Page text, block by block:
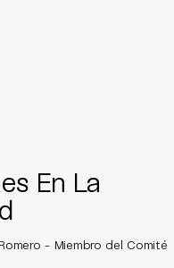
En La
- Miembro del Comité